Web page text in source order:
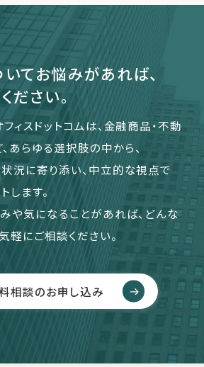
てお悩みがあれば、
ださい。
ィスドットコムは、金融商品・不動
あらゆる選択肢の中から、
況に寄り添い、中立的な視点で
します。
や気になることがあれば、どんな
軽にご相談ください。
相談のお申し込み